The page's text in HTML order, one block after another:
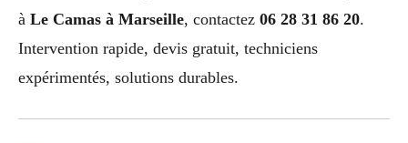
à Le Camas à Marseille, contactez 06 28 31 86 20.
Intervention rapide, devis gratuit, techniciens
expérimentés, solutions durables.